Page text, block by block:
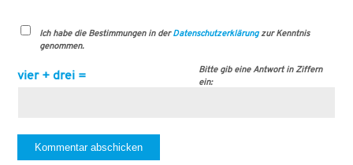
Ich habe die Bestimmungen in derDatenschutzerklärungzur Kenntnis
genommen.
Bitte gib eine Antwort in Ziffern
ein:
vier + drei =